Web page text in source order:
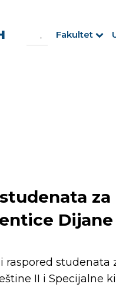
for:
Fakultet
studenata
II i Specijalne